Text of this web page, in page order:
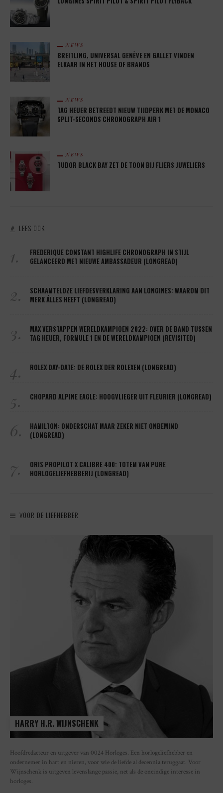
NEWS
BREITLING, UNIVERSAL GENÈVE EN GALLET VINDEN
ELKAAR IN HET HOUSE OF BRANDS
NEWS
TAG HEUER BETREEDT NIEUW TIJDPERK MET DE MONACO
SPLIT-SECONDS CHRONOGRAPH AIR 1
NEWS
TUDOR BLACK BAY ZET DE TOON BIJ FLIERS JUWELIERS
LEES OOK
1.
FREDERIQUE CONSTANT HIGHLIFE CHRONOGRAPH IN STIJL
GELANCEERD MET NIEUWE AMBASSADEUR (LONGREAD)
2.
SCHAAMTELOZE LIEFDESVERKLARING AAN LONGINES: WAAROM DIT
MERK ÁLLES HEEFT (LONGREAD)
3.
MAX VERSTAPPEN WERELDKAMPIOEN 2022: OVER DE BAND TUSSEN
TAG HEUER, FORMULE 1 EN DE WERELDKAMPIOEN (REVISITED)
4. ROLEX DAY-DATE: DE ROLEX DER ROLEXEN (LONGREAD)
5. CHOPARD ALPINE EAGLE: HOOGVLIEGER UIT FLEURIER (LONGREAD)
6.
HAMILTON: ONDERSCHAT MAAR ZEKER NIET ONBEMIND
(LONGREAD)
7.
ORIS PROPILOT X CALIBRE 400: TOTEM VAN PURE
HORLOGELIEFHEBBERIJ (LONGREAD)
VOOR DE LIEFHEBBER
HARRY H.R. WIJNSCHENK
Hoofdredacteur en uitgever van 0024 Horloges. Een horlogeliefhebber en
ondernemer in hart en nieren, voor wie de liefde al decennia teruggaat. Voor
Wijnschenk is uitgeven levenslange passie, net als de oneindige interesse in
horloges.